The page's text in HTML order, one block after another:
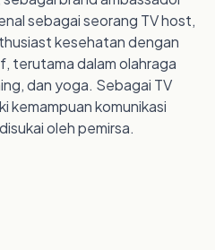
sebagai seorang TV host,
kesehatan dengan
terutama dalam olahraga
dan yoga. Sebagai TV
kemampuan komunikasi
oleh pemirsa.